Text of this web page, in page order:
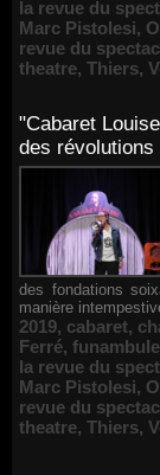
la revue du
Marc Pistolesi,
revue du
theatre, Thiers,
"Cabaret
des
des fondations
manière
2019, cabaret,
Ferré, funambule
la revue du
Marc Pistolesi,
revue du
theatre, Thiers,